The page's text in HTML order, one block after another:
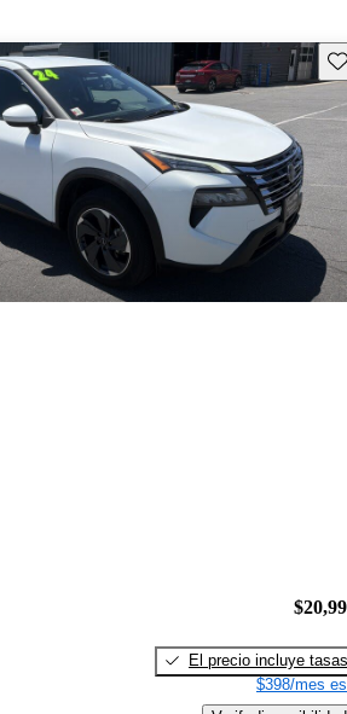
El precio incluye tasas
$398/mes